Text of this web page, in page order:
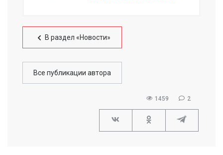
В раздел «Новости»
Все публикации автора
1459 2